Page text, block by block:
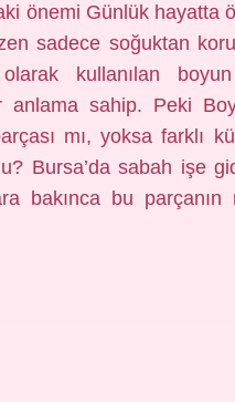
önemi Günlük hayatta
sadece soğuktan
kullanılan boyun
sahip. Peki
mı, yoksa farklı
Bursa’da sabah işe
bakınca bu